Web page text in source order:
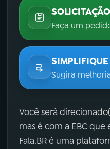
SOLICITAÇÃO
Faça um
SIMPLIFIQUE
Sugira
Você será
mas é com a EBC
Fala.BR é uma